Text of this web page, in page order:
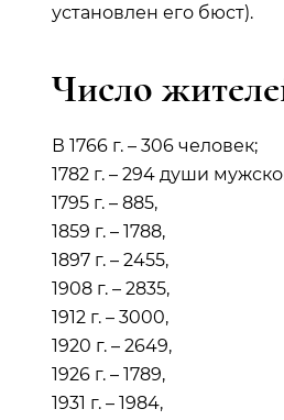
установлен его бюст).
Число
В 1766 г. – 306 человек;
1782 г. – 294 души
1795 г. – 885,
1859 г. – 1788,
1897 г. – 2455,
1908 г. – 2835,
1912 г. – 3000,
1920 г. – 2649,
1926 г. – 1789,
1931 г. – 1984,